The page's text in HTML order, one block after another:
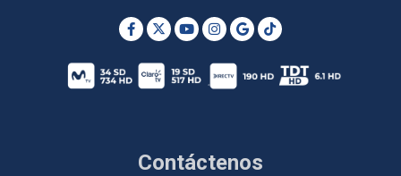
Contáctenos